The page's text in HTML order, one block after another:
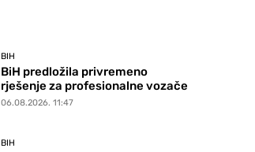
BIH
BiH predložila privremeno
rješenje za profesionalne vozače
06.08.2026. 11:47
BIH